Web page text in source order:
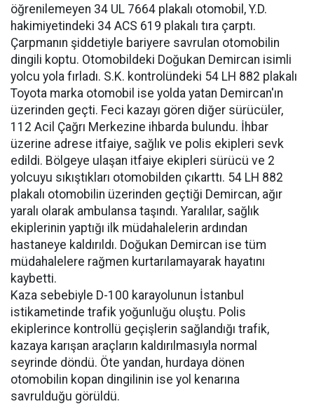
öğrenilemeyen 34 UL 7664 plakalı otomobil, Y.D.
hakimiyetindeki 34 ACS 619 plakalı tıra çarptı.
Çarpmanın şiddetiyle bariyere savrulan otomobilin
dingili koptu. Otomobildeki Doğukan Demircan isimli
yolcu yola fırladı. S.K. kontrolündeki 54 LH 882 plakalı
Toyota marka otomobil ise yolda yatan Demircan'ın
üzerinden geçti. Feci kazayı gören diğer sürücüler,
112 Acil Çağrı Merkezine ihbarda bulundu. İhbar
üzerine adrese itfaiye, sağlık ve polis ekipleri sevk
edildi. Bölgeye ulaşan itfaiye ekipleri sürücü ve 2
yolcuyu sıkıştıkları otomobilden çıkarttı. 54 LH 882
plakalı otomobilin üzerinden geçtiği Demircan, ağır
yaralı olarak ambulansa taşındı. Yaralılar, sağlık
ekiplerinin yaptığı ilk müdahalelerin ardından
hastaneye kaldırıldı. Doğukan Demircan ise tüm
müdahalelere rağmen kurtarılamayarak hayatını
kaybetti.
Kaza sebebiyle D-100 karayolunun İstanbul
istikametinde trafik yoğunluğu oluştu. Polis
ekiplerince kontrollü geçişlerin sağlandığı trafik,
kazaya karışan araçların kaldırılmasıyla normal
seyrinde döndü. Öte yandan, hurdaya dönen
otomobilin kopan dingilinin ise yol kenarına
savrulduğu görüldü.